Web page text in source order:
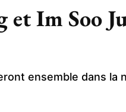
et Im Soo
ensemble dans